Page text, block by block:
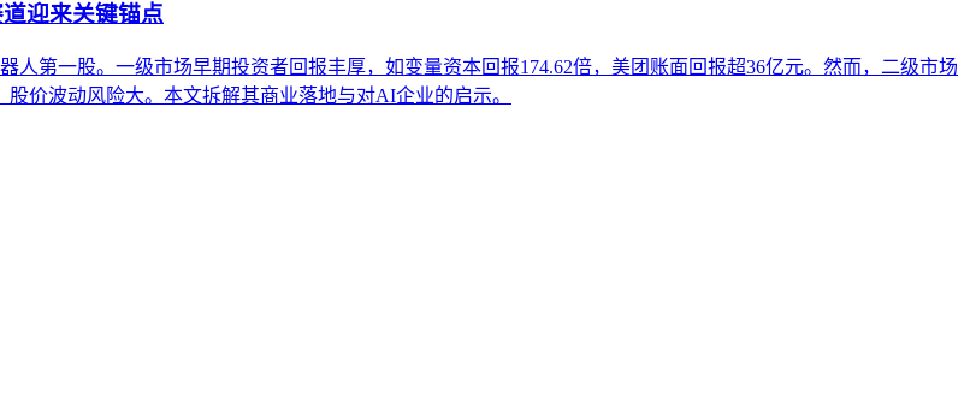
迎来关键锚点
人第一股。一级市场早期投资者回报丰厚，如变量资本回报174.62倍，美团账面回报超36亿元。然而，二级市场
价波动风险大。本文拆解其商业落地与对AI企业的启示。